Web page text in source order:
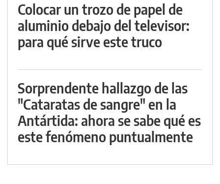
Colocar un trozo de papel de
aluminio debajo del televisor:
para qué sirve este truco
Sorprendente hallazgo de las
"Cataratas de sangre" en la
Antártida: ahora se sabe qué es
este fenómeno puntualmente